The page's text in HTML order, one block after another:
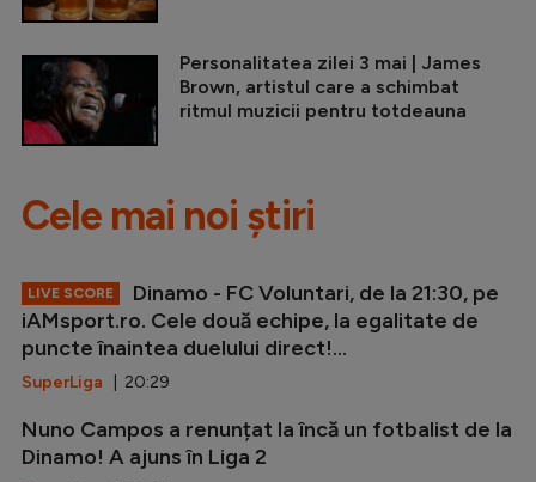
Personalitatea zilei 3 mai | James
Brown, artistul care a schimbat
ritmul muzicii pentru totdeauna
Cele mai noi știri
LIVE SCORE
Dinamo - FC Voluntari, de la 21:30, pe
iAMsport.ro. Cele două echipe, la egalitate de
puncte înaintea duelului direct!...
SuperLiga | 20:29
Nuno Campos a renunțat la încă un fotbalist de la
Dinamo! A ajuns în Liga 2